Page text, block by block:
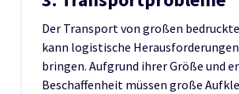
Der Transport von großen
kann logistische
bringen. Aufgrund ihrer Größe und
Beschaffenheit müssen große